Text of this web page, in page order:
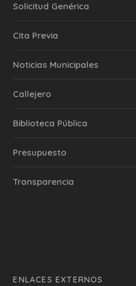
Solicitud Genérica
Cita Previa
‎Noticias Municipales
Callejero
Biblioteca Pública
Presupuesto
Transparencia
ENLACES EXTERNOS